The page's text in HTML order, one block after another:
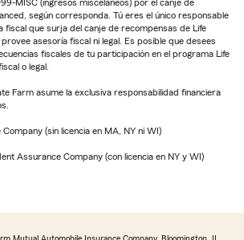
MISC (ingresos misceláneos) por el canje de
según corresponda. Tú eres el único responsable
fiscal que surja del canje de recompensas de Life
asesoría fiscal ni legal. Es posible que desees
fiscales de tu participación en el programa Life
o legal.
Farm asume la exclusiva responsabilidad financiera
(sin licencia en MA, NY ni WI)
Assurance Company (con licencia en NY y WI)